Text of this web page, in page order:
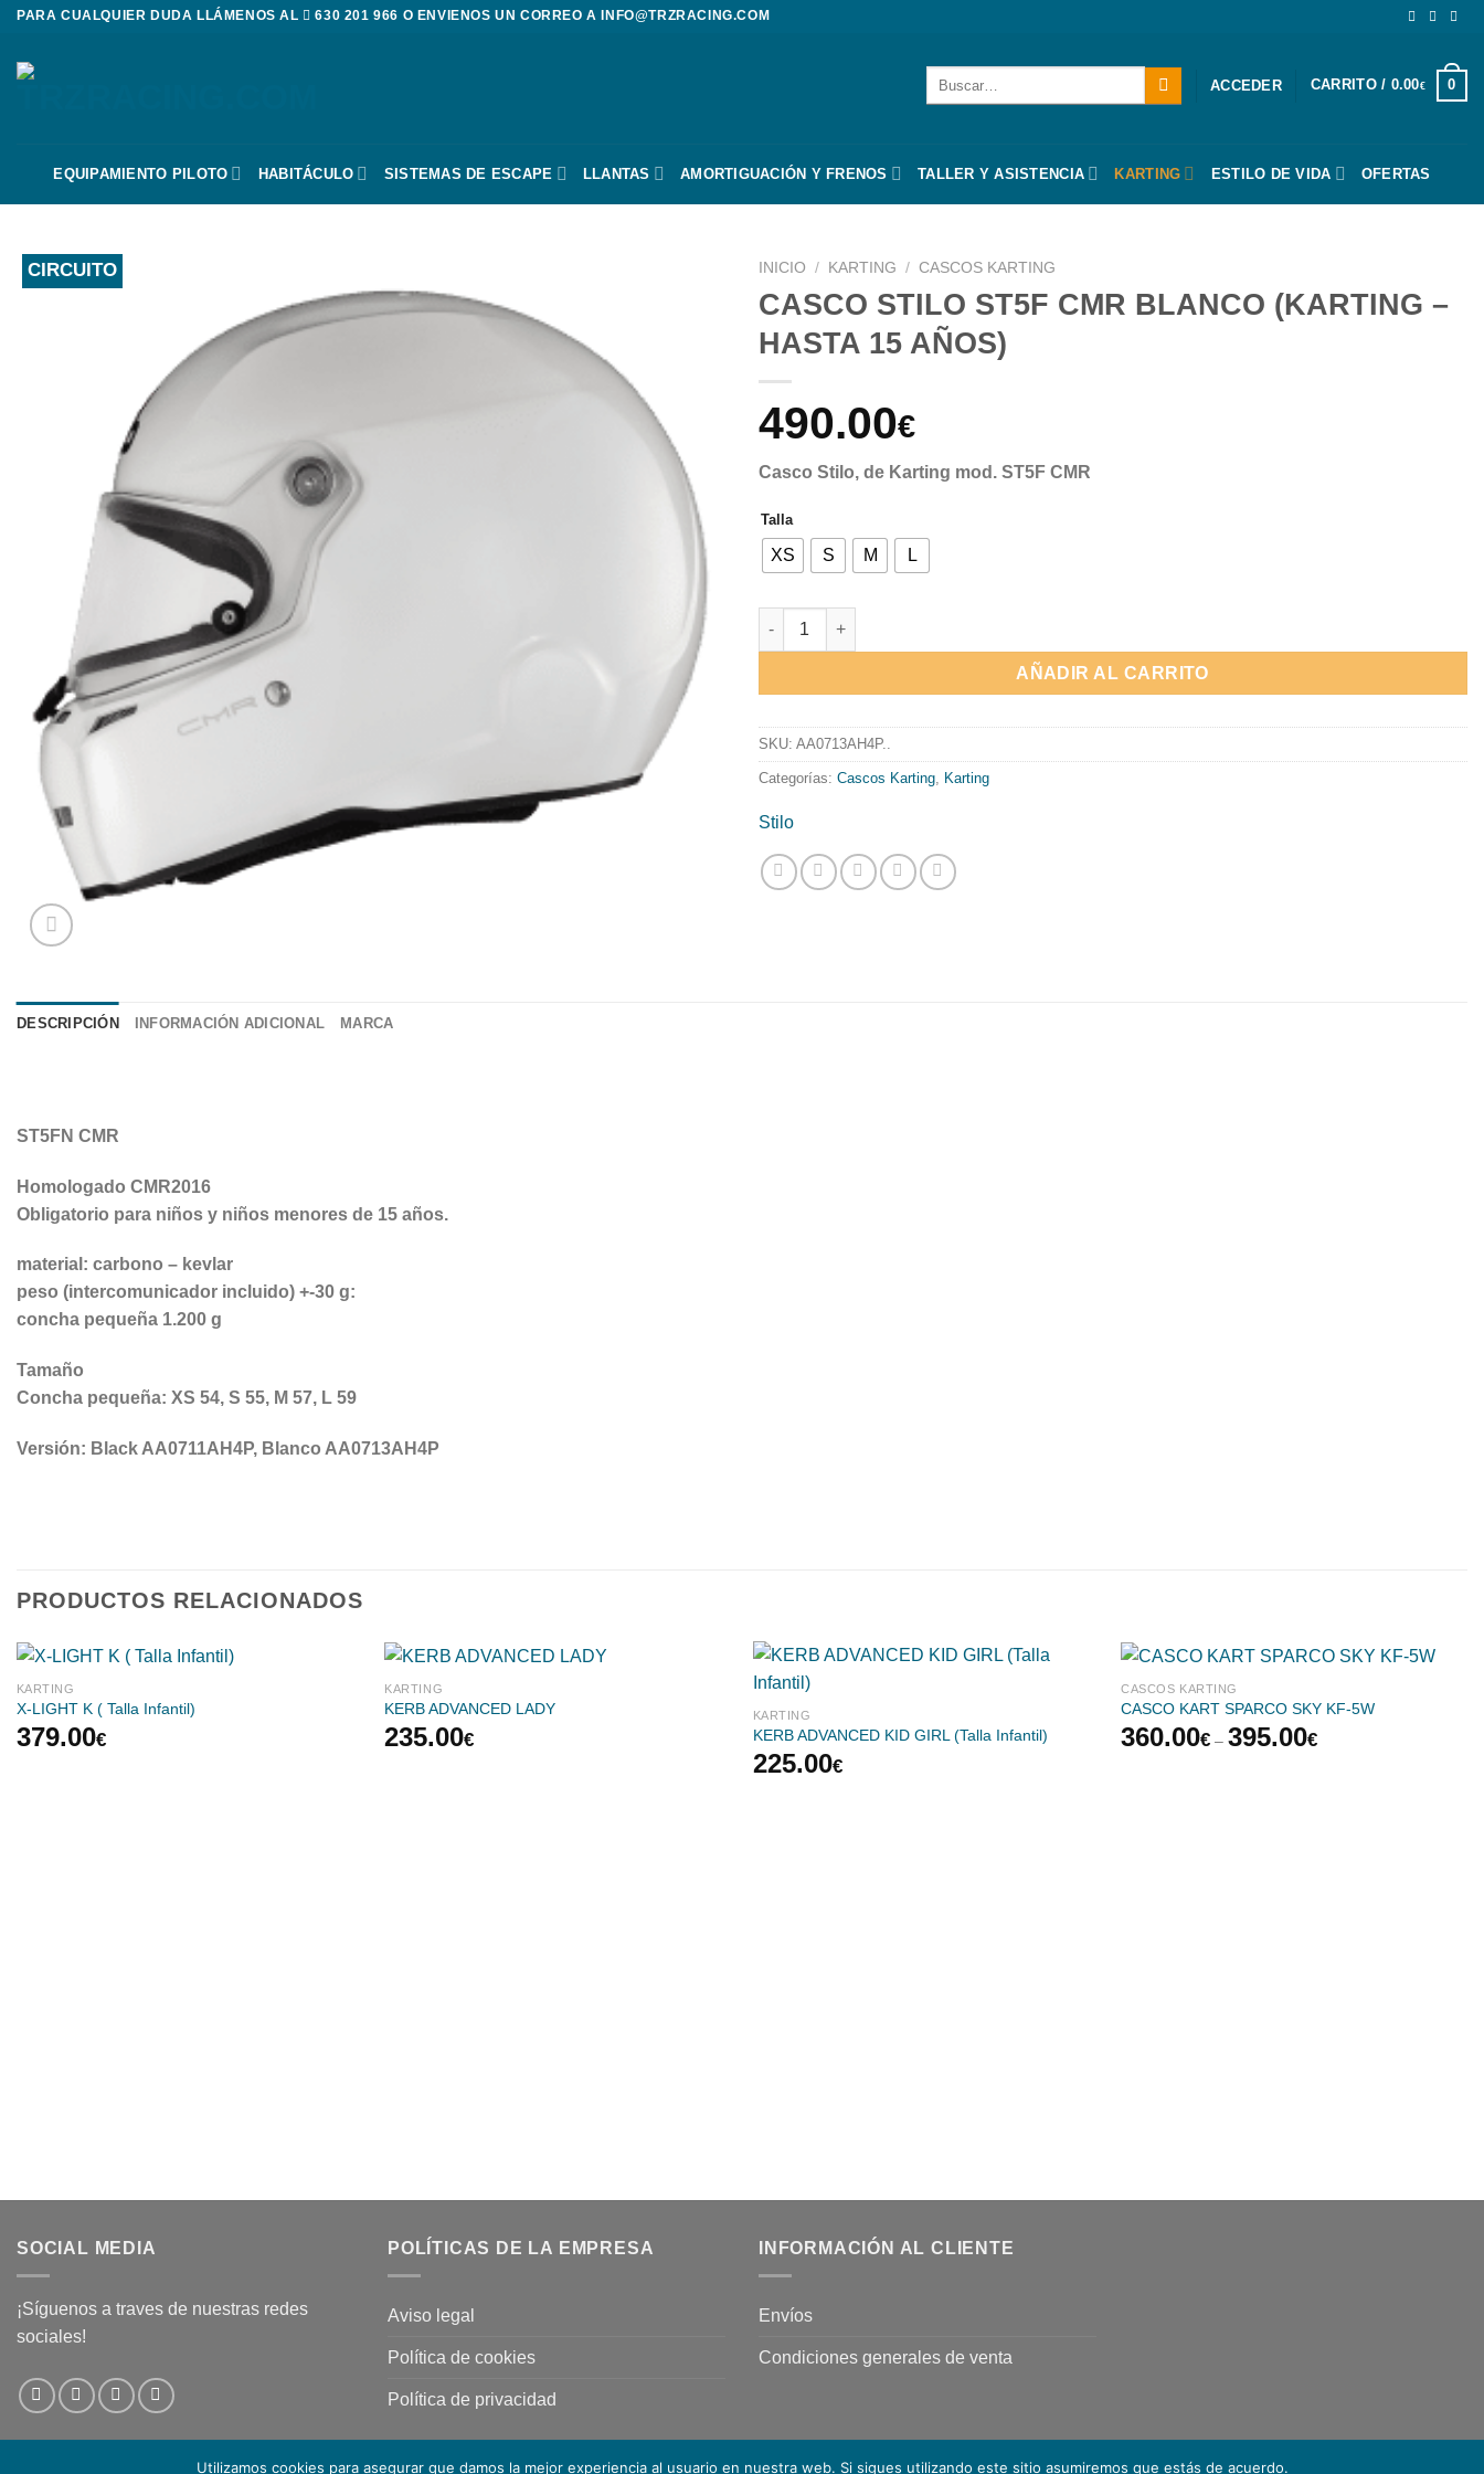
Saltar
contenido
PARA CUALQUIER DUDA LLÁMENOS AL 630 201 966 O ENVIENOS UN CORREO A INFO@TRZRACING.COM
ACCEDER CARRITO / 0.00€ 0
EQUIPAMIENTO PILOTO HABITÁCULO SISTEMAS DE ESCAPE LLANTAS AMORTIGUACIÓN Y FRENOS TALLER Y ASISTENCIA KARTING ESTILO DE VIDA OFERTAS
CIRCUITO INICIO / KARTING / CASCOS KARTING
CASCO STILO ST5F CMR BLANCO (KARTING –
HASTA 15 AÑOS)
490.00€
Casco Stilo, de Karting mod. ST5F CMR
Talla
XS S M L
CASCO STILO ST5F CMR BLANCO (KARTING - HASTA 15 AÑOS) cantidad
AÑADIR AL CARRITO
SKU: AA0713AH4P..
Categorías: Cascos Karting Karting
Stilo
DESCRIPCIÓN INFORMACIÓN ADICIONAL MARCA
ST5FN CMR
Homologado CMR2016
Obligatorio para niños y niños menores de 15 años.
material: carbono – kevlar
peso (intercomunicador incluido) +-30 g:
concha pequeña 1.200 g
Tamaño
Concha pequeña: XS 54, S 55, M 57, L 59
Versión: Black AA0711AH4P, Blanco AA0713AH4P
PRODUCTOS RELACIONADOS
KARTING
X-LIGHT K ( Talla Infantil)
379.00€
KARTING
KERB ADVANCED LADY
235.00€
KARTING
KERB ADVANCED KID GIRL (Talla Infantil)
225.00€
CASCOS KARTING
CASCO KART SPARCO SKY KF-5W
360.00€ –395.00€
SOCIAL MEDIA
¡Síguenos a traves de nuestras redes
sociales!
POLÍTICAS DE LA EMPRESA
Aviso legal
Política de cookies
Política de privacidad
INFORMACIÓN AL CLIENTE
Envíos
Condiciones generales de venta
Utilizamos cookies para asegurar que damos la mejor experiencia al usuario en nuestra web. Si sigues utilizando este sitio asumiremos que estás de acuerdo.